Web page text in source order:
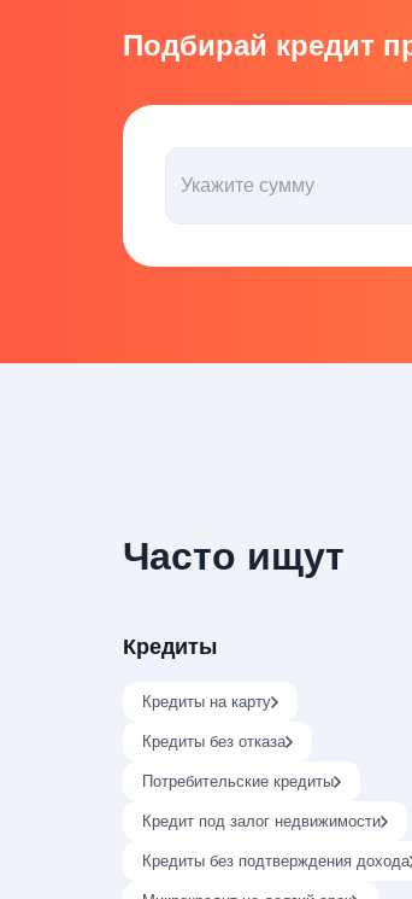
Подбирай кредит
Укажите сумму
Часто ищут
Кредиты
Кредиты на карту
Кредиты без отказа
Потребительские кредиты
Кредит под залог недвижимости
Кредиты без подтверждения дохода